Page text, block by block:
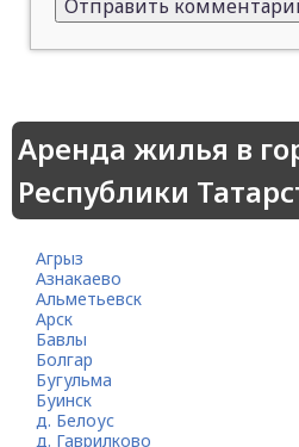
Аренда жилья в
Республики
Агрыз
Азнакаево
Альметьевск
Арск
Бавлы
Болгар
Бугульма
Буинск
д. Белоус
д. Гаврилково